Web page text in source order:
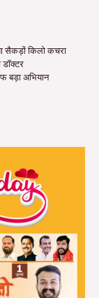
सैकड़ों किलो कचरा
बड़ा अभियान